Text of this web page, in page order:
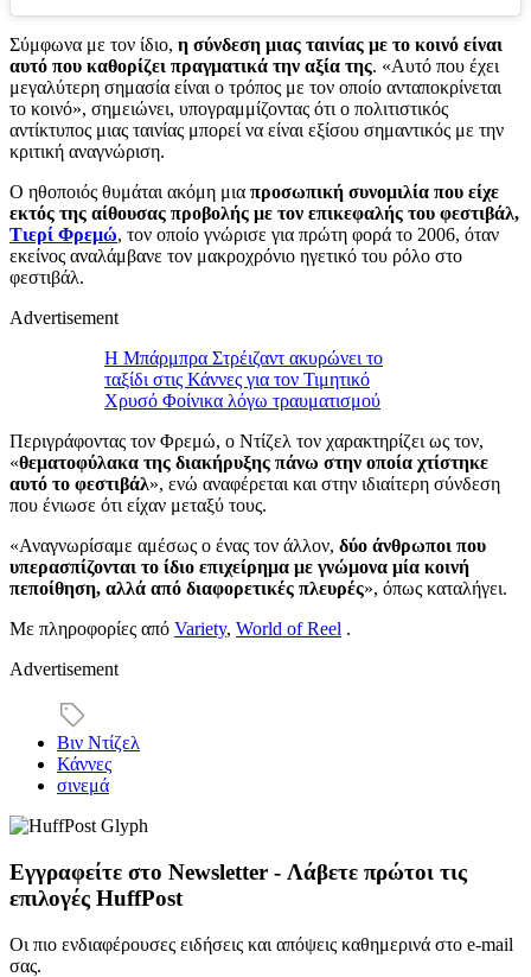
Σύμφωνα με τον ίδιο, η σύνδεση μιας ταινίας με το κοινό είναι
αυτό που καθορίζει πραγματικά την αξία της. «Αυτό που έχει
μεγαλύτερη σημασία είναι ο τρόπος με τον οποίο ανταποκρίνεται
το κοινό», σημειώνει, υπογραμμίζοντας ότι ο πολιτιστικός
αντίκτυπος μιας ταινίας μπορεί να είναι εξίσου σημαντικός με την
κριτική αναγνώριση.
Ο ηθοποιός θυμάται ακόμη μια προσωπική συνομιλία που είχε
εκτός της αίθουσας προβολής με τον επικεφαλής του φεστιβάλ,
Τιερί Φρεμώ, τον οποίο γνώρισε για πρώτη φορά το 2006, όταν
εκείνος αναλάμβανε τον μακροχρόνιο ηγετικό του ρόλο στο
φεστιβάλ.
Advertisement
Η Μπάρμπρα Στρέιζαντ ακυρώνει το
ταξίδι στις Κάννες για τον Τιμητικό
Χρυσό Φοίνικα λόγω τραυματισμού
Περιγράφοντας τον Φρεμώ, ο Ντίζελ τον χαρακτηρίζει ως τον,
«θεματοφύλακα της διακήρυξης πάνω στην οποία χτίστηκε
αυτό το φεστιβάλ», ενώ αναφέρεται και στην ιδιαίτερη σύνδεση
που ένιωσε ότι είχαν μεταξύ τους.
«Αναγνωρίσαμε αμέσως ο ένας τον άλλον, δύο άνθρωποι που
υπερασπίζονται το ίδιο επιχείρημα με γνώμονα μία κοινή
πεποίθηση, αλλά από διαφορετικές πλευρές», όπως καταλήγει.
Με πληροφορίες από Variety, World of Reel .
Advertisement
Βιν Ντίζελ
Κάννες
σινεμά
Εγγραφείτε στο Newsletter - Λάβετε πρώτοι τις
επιλογές HuffPost
Οι πιο ενδιαφέρουσες ειδήσεις και απόψεις καθημερινά στο e-mail
σας.